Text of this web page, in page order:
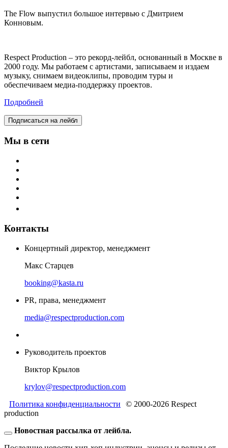
The Flow выпустил большое интервью с Дмитрием
Конновым.
Respect Production – это рекорд-лейбл, основанный в Москве в
2000 году. Мы работаем с артистами, записываем и издаем
музыку, снимаем видеоклипы, проводим туры и
обеспечиваем медиа-поддержку проектов.
Подробней
Подписаться на лейбл
Мы в сети
Контакты
Концертный директор, менеджмент
Макс Старцев
booking@kasta.ru
PR, права, менеджмент
media@respectproduction.com
Руководитель проектов
Виктор Крылов
krylov@respectproduction.com
Политика конфиденциальности
© 2000-2026 Respect
production
Новостная рассылка от лейбла.